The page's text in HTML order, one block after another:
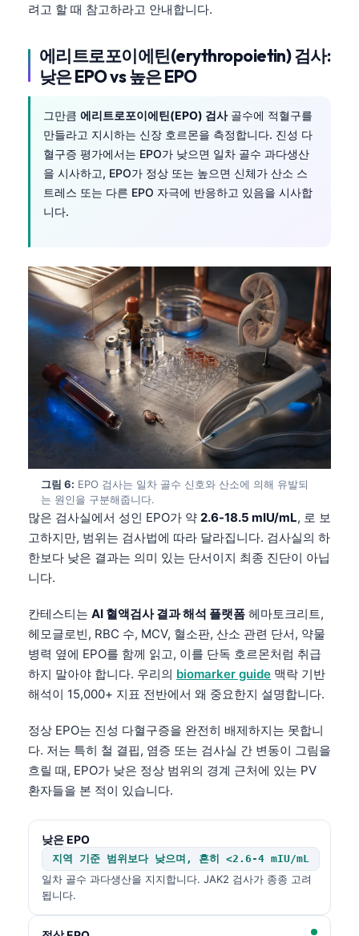
려고 할 때 참고하라고 안내합니다.
에리트로포이에틴(erythropoietin) 검사:
낮은 EPO vs 높은 EPO
그만큼 에리트로포이에틴(EPO) 검사골수에 적혈구를
만들라고 지시하는 신장 호르몬을 측정합니다. 진성 다
혈구증 평가에서는 EPO가 낮으면 일차 골수 과다생산
을 시사하고, EPO가 정상 또는 높으면 신체가 산소 스
트레스 또는 다른 EPO 자극에 반응하고 있음을 시사합
니다.
그림 6: EPO 검사는 일차 골수 신호와 산소에 의해 유발되
는 원인을 구분해줍니다.
많은 검사실에서 성인 EPO가 약 2.6-18.5 mIU/mL, 로 보
고하지만, 범위는 검사법에 따라 달라집니다. 검사실의 하
한보다 낮은 결과는 의미 있는 단서이지 최종 진단이 아닙
니다.
칸테스티는 AI 혈액검사 결과 해석 플랫폼 헤마토크리트,
헤모글로빈, RBC 수, MCV, 혈소판, 산소 관련 단서, 약물
병력 옆에 EPO를 함께 읽고, 이를 단독 호르몬처럼 취급
하지 말아야 합니다. 우리의 biomarker guide 맥락 기반
해석이 15,000+ 지표 전반에서 왜 중요한지 설명합니다.
정상 EPO는 진성 다혈구증을 완전히 배제하지는 못합니
다. 저는 특히 철 결핍, 염증 또는 검사실 간 변동이 그림을
흐릴 때, EPO가 낮은 정상 범위의 경계 근처에 있는 PV
환자들을 본 적이 있습니다.
낮은 EPO
지역 기준 범위보다 낮으며, 흔히 <2.6-4 mIU/mL
일차 골수 과다생산을 지지합니다. JAK2 검사가 종종 고려
됩니다.